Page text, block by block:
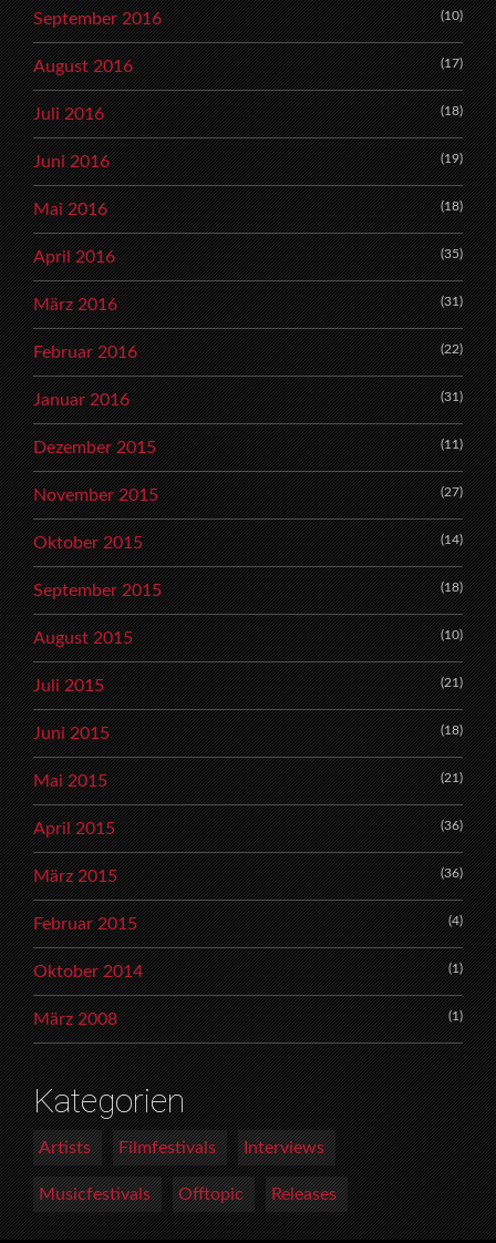
September 2016 (10)
August 2016 (17)
Juli 2016 (18)
Juni 2016 (19)
Mai 2016 (18)
April 2016 (35)
März 2016 (31)
Februar 2016 (22)
Januar 2016 (31)
Dezember 2015 (11)
November 2015 (27)
Oktober 2015 (14)
September 2015 (18)
August 2015 (10)
Juli 2015 (21)
Juni 2015 (18)
Mai 2015 (21)
April 2015 (36)
März 2015 (36)
Februar 2015 (4)
Oktober 2014 (1)
März 2008 (1)
Kategorien
Artists Filmfestivals Interviews
Musicfestivals Offtopic Releases